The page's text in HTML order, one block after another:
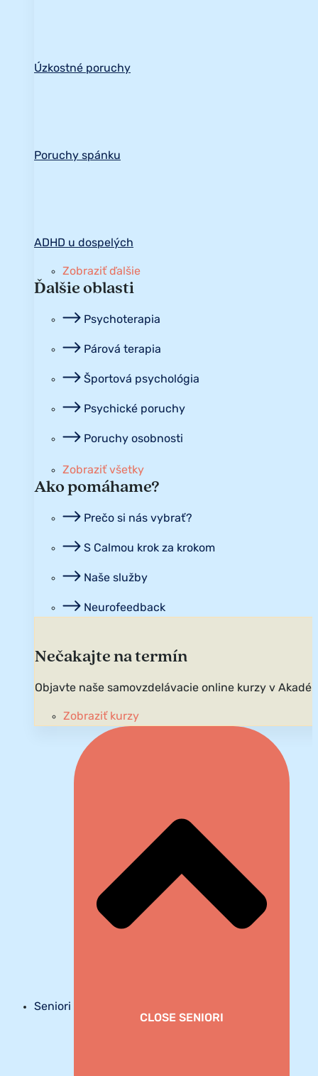
Úzkostné poruchy
Poruchy spánku
ADHD u dospelých
Zobraziť ďalšie
Ďalšie oblasti
Psychoterapia
Párová terapia
Športová psychológia
Psychické poruchy
Poruchy osobnosti
Zobraziť všetky
Ako pomáhame?
Prečo si nás vybrať?
S Calmou krok za krokom
Naše služby
Neurofeedback
Nečakajte na termín
Objavte naše samovzdelávacie online kurzy v
Zobraziť kurzy
Seniori
CLOSE SENIORI